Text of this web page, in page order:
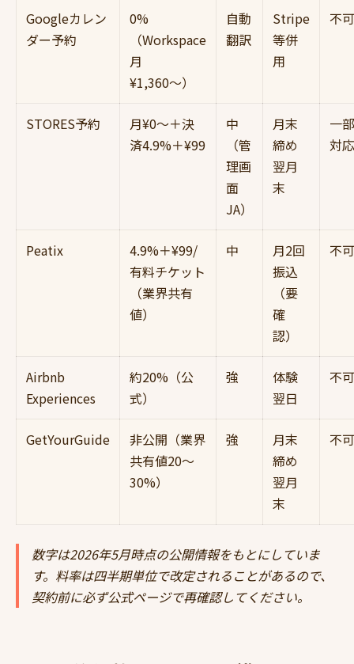
Googleカレン
ダー予約
0%
（Workspace
月
¥1,360〜）
自動
翻訳
Stripe
等併
用
不可
STORES予約
月¥0〜＋決
済4.9%＋¥99
中
（管
理画
面
JA）
月末
締め
翌月
末
一部
対応
Peatix
4.9%＋¥99/
有料チケット
（業界共有
値）
中
月2回
振込
（要
確
認）
不可
Airbnb
Experiences
約20%（公
式）
強
体験
翌日
不可
GetYourGuide
非公開（業界
共有値20〜
30%）
強
月末
締め
翌月
末
不可
数字は2026年5月時点の公開情報をもとにしていま
す。料率は四半期単位で改定されることがあるので、
契約前に必ず公式ページで再確認してください。